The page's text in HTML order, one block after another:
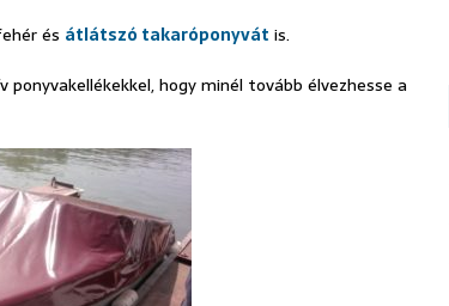
és átlátszó takaróponyvát is.
ponyvakellékekkel, hogy minél tovább élvezhesse a